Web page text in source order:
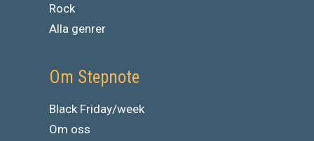
Rock
Alla genrer
Om Stepnote
Black Friday/week
Om oss